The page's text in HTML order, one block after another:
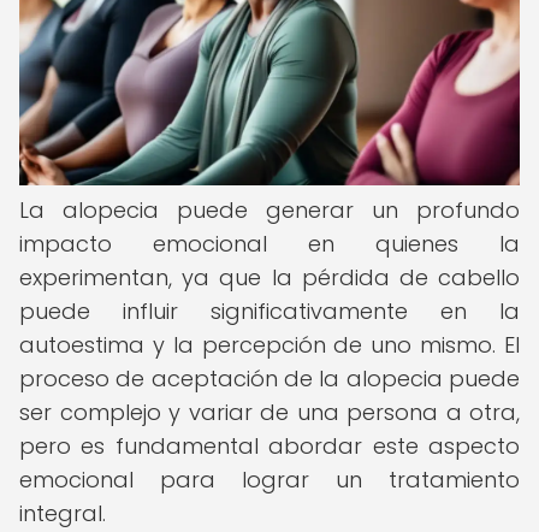
La alopecia puede generar un profundo
impacto emocional en quienes la
experimentan, ya que la pérdida de cabello
puede influir significativamente en la
autoestima y la percepción de uno mismo. El
proceso de aceptación de la alopecia puede
ser complejo y variar de una persona a otra,
pero es fundamental abordar este aspecto
emocional para lograr un tratamiento
integral.